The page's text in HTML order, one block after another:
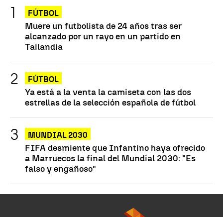
FÚTBOL
Muere un futbolista de 24 años tras ser
alcanzado por un rayo en un partido en
Tailandia
FÚTBOL
Ya está a la venta la camiseta con las dos
estrellas de la selección española de fútbol
MUNDIAL 2030
FIFA desmiente que Infantino haya ofrecido
a Marruecos la final del Mundial 2030: "Es
falso y engañoso"